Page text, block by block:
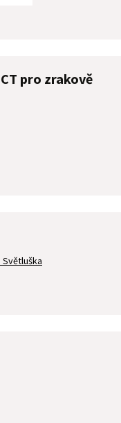
pro zrakově